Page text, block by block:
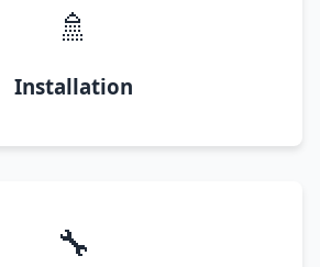
🚿
Installation
🔧